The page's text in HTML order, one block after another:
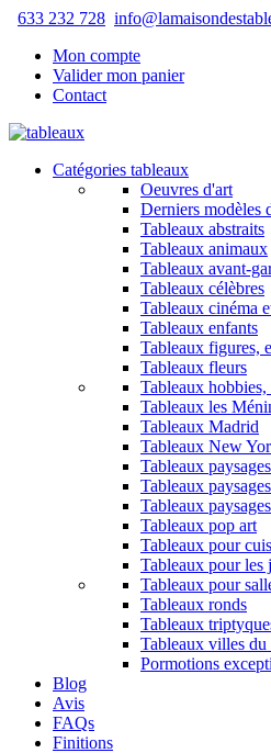
633 232 728
Mon compte
Valider mon panier
Contact
Catégories tableaux
Oeuvres d'art
Derniers modèles
Tableaux abstraits
Tableaux animaux
Tableaux avant-
Tableaux célèbres
Tableaux cinéma
Tableaux enfants
Tableaux figures,
Tableaux fleurs
Tableaux
Tableaux les
Tableaux Madrid
Tableaux New
Tableaux paysages
Tableaux
Tableaux
Tableaux pop art
Tableaux pour
Tableaux pour les
Tableaux pour
Tableaux ronds
Tableaux
Tableaux villes du
Pormotions
Blog
Avis
FAQs
Finitions